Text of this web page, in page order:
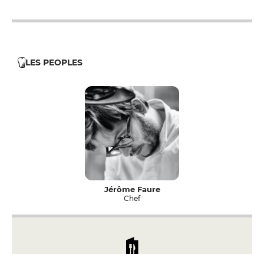
LES PEOPLES
Jérôme Faure
Chef